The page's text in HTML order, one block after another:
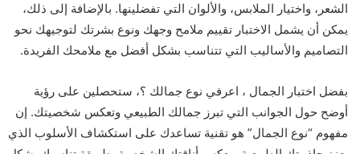
الشعر، واختيار الملابس، والألوان التي تفضلينها. بالإضافة إلى ذلك،
يمكن أن يشمل الاختبار تقييم ملامح وجهك ونوع بشرتك لتوجيهك نحو
التصاميم والأساليب التي تتناسب بشكل أفضل مع ملامحك الفريدة.
بفضل اختبار الجمال ، اعرفي نوع جمالك ؟، ستحصلين على رؤية
أوضح حول الجوانب التي تبرز جمالك الطبيعي وتعكس شخصيتك. إن
مفهوم “نوع الجمال” هو تقنية تساعدك على استكشاف الأسلوب الذي